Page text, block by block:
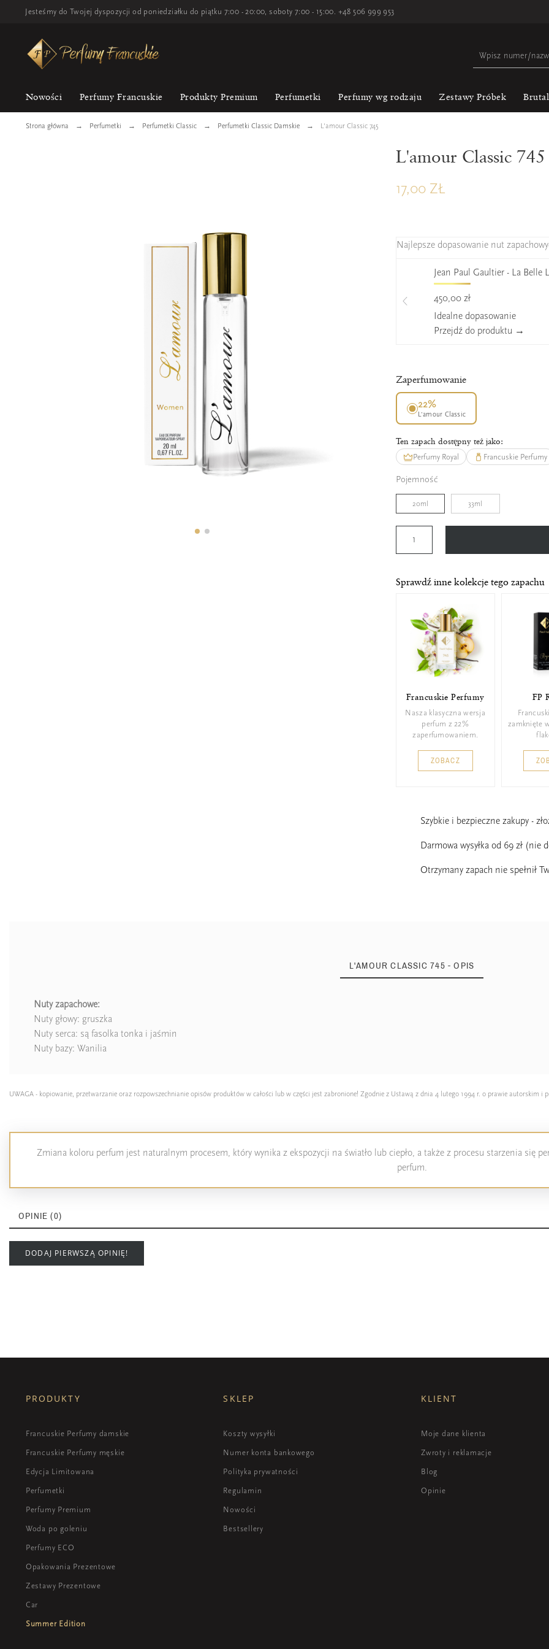
Jesteśmy do Twojej dyspozycji od poniedziałku do piątku 7:00 - 20:00, soboty 7:00 - 15:00. +48 506 999 953
Nowości Perfumy Francuskie Produkty Premium Perfumetki Perfumy wg rodzaju Zestawy Próbek
Strona główna Perfumetki Perfumetki Classic Perfumetki Classic Damskie L'amour Classic 745
L'amour Classic 745
17,00 ZŁ
Najlepsze dopasowanie nut
Jean Paul Gaultier - La Belle
450,00 zł
Idealne dopasowanie
Przejdź do produktu →
Zaperfumowanie
22%
L’amour Classic
Ten zapach dostępny też jako:
Perfumy Royal Francuskie Perfumy
Pojemność
20ml 33ml
Sprawdź inne kolekcje tego zapachu
Francuskie Perfumy
Nasza klasyczna wersja
perfum z 22%
zaperfumowaniem.
ZOBACZ
FP
zamknięte
Szybkie i bezpieczne zakupy -
Darmowa wysyłka od 69 zł (nie
Otrzymany zapach nie spełnił
L'AMOUR CLASSIC 745 - OPIS
Nuty zapachowe:
Nuty głowy: gruszka
Nuty serca: są fasolka tonka i jaśmin
Nuty bazy: Wanilia
UWAGA - kopiowanie, przetwarzanie oraz rozpowszechnianie opisów produktów w całości lub w części jest zabronione! Zgodnie z Ustawą z dnia 4 lutego 1994 r. o prawie autorskim
Zmiana koloru perfum jest naturalnym procesem, który wynika z ekspozycji na światło lub ciepło, a także z procesu starzenia się
perfum.
Zaperfumowanie
Ean13 5905957662019
OPINIE (0)
DODAJ PIERWSZĄ OPINIĘ!
PRODUKTY
Francuskie Perfumy damskie
Francuskie Perfumy męskie
Edycja Limitowana
Perfumetki
Perfumy Premium
Woda po goleniu
Perfumy ECO
Opakowania Prezentowe
Zestawy Prezentowe
Car
Summer Edition
SKLEP
Koszty wysyłki
Numer konta bankowego
Polityka prywatności
Regulamin
Nowości
Bestsellery
KLIENT
Moje dane klienta
Zwroty i reklamacje
Blog
Opinie